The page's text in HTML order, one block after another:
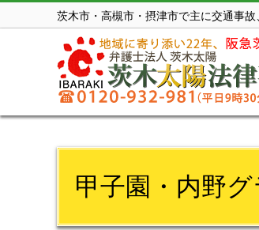
茨木市・高槻市・摂津市で主に交通事
甲子園・内野グ